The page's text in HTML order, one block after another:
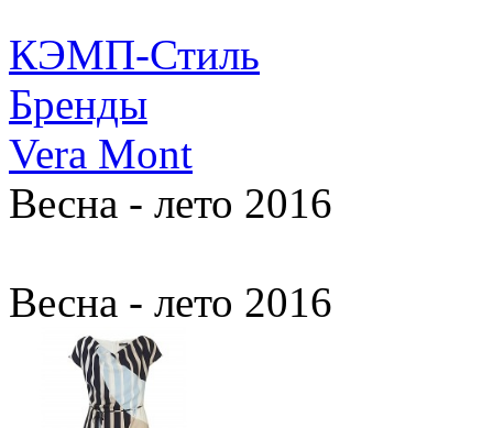
КЭМП-Стиль
Бренды
Vera Mont
Весна - лето 2016
Весна - лето 2016